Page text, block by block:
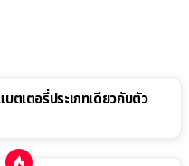
เตอรี่ประเภทเดียวกับตัว